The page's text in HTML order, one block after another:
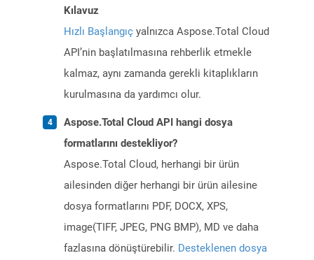
Kılavuz
Hızlı Başlangıç yalnızca Aspose.Total Cloud
API’nin başlatılmasına rehberlik etmekle
kalmaz, aynı zamanda gerekli kitaplıkların
kurulmasına da yardımcı olur.
Aspose.Total Cloud API hangi dosya
formatlarını destekliyor?
Aspose.Total Cloud, herhangi bir ürün
ailesinden diğer herhangi bir ürün ailesine
dosya formatlarını PDF, DOCX, XPS,
image(TIFF, JPEG, PNG BMP), MD ve daha
fazlasına dönüştürebilir. Desteklenen dosya